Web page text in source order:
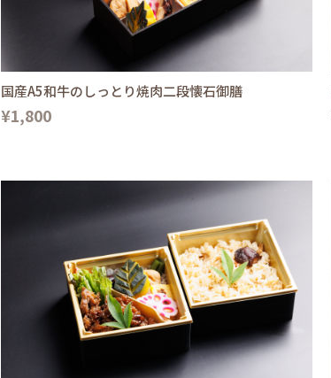
国産A5和牛のしっとり焼肉二段懐石御膳
¥1,800